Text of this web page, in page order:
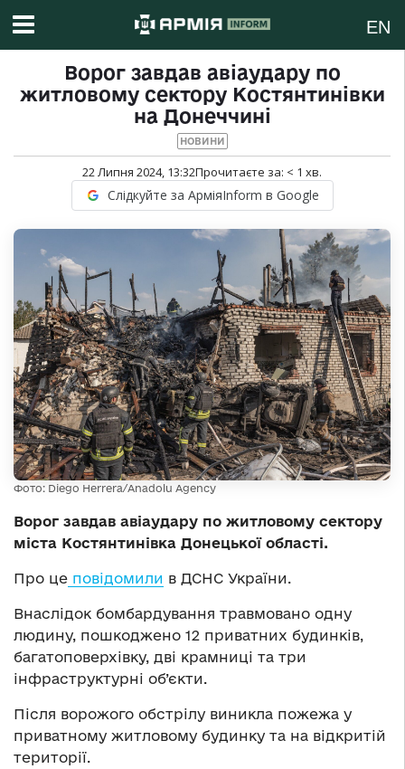
EN
Ворог завдав авіаудару по
житловому сектору Костянтинівки
на Донеччині
НОВИНИ
22 Липня 2024, 13:32Прочитаєте за: < 1 хв.
Слідкуйте за АрміяInform в Google
Фото: Diego Herrera/Anadolu Agency
Ворог завдав авіаудару по житловому сектору
міста Костянтинівка Донецької області.
Про це повідомили в ДСНС України.
Внаслідок бомбардування травмовано одну
людину, пошкоджено 12 приватних будинків,
багатоповерхівку, дві крамниці та три
інфраструктурні об’єкти.
Після ворожого обстрілу виникла пожежа у
приватному житловому будинку та на відкритій
території.